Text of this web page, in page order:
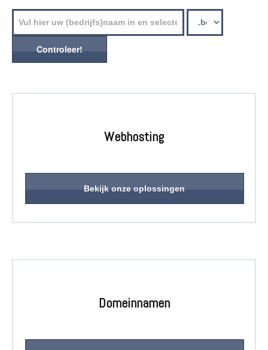
Toegang tot uw gesynchroniseerde bestanden.
Webhosting
Bekijk onze oplossingen
Domeinnamen